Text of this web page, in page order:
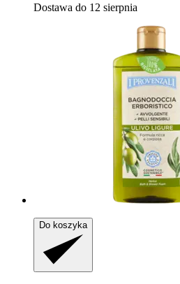
Dostawa do 12 sierpnia
Do koszyka